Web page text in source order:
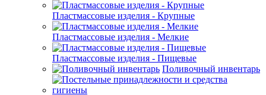
Пластмассовые изделия - Крупные
Пластмассовые изделия - Мелкие
Пластмассовые изделия - Пищевые
Поливочный инвентарь